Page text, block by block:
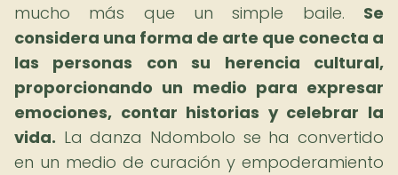
mucho más que un simple baile. Se
considera una forma de arte que conecta a
las personas con su herencia cultural,
proporcionando un medio para expresar
emociones, contar historias y celebrar la
vida. La danza Ndombolo se ha convertido
en un medio de curación y empoderamiento